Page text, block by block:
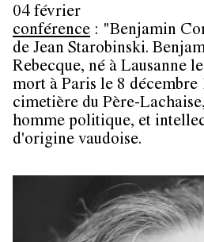
04 février
conférence : "Benjamin
de Jean Starobinski.
Rebecque, né à Lausanne
mort à Paris le 8 décembre
cimetière du Père-
homme politique, et
d'origine vaudoise.